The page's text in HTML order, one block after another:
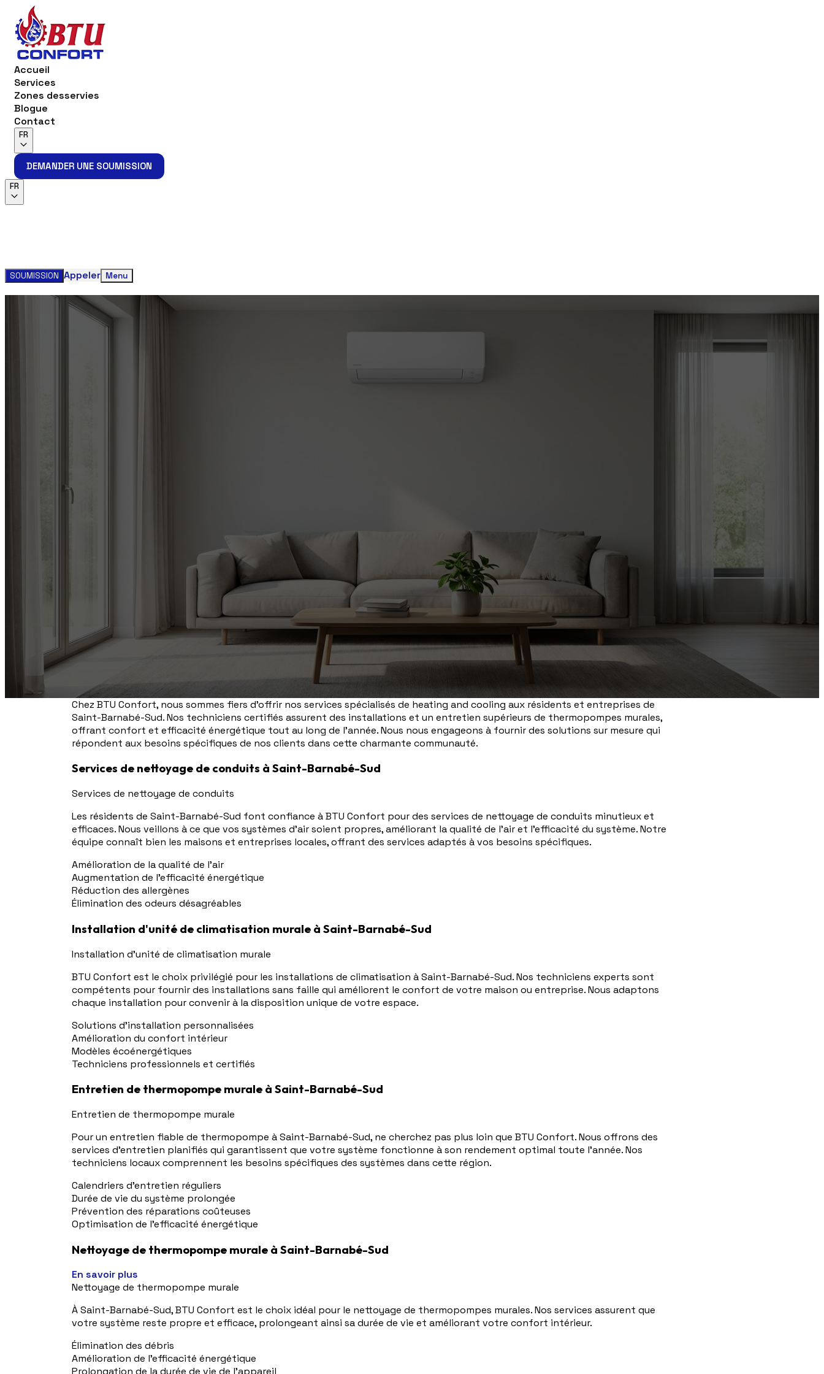
Accueil
Services
Zones desservies
Blogue
Contact
FR
DEMANDER UNE SOUMISSION
DEMANDER UNE SOUMISSION
FR
SOUMISSION Appeler Menu
Contactez-nous aujourd'hui pour un service rapide et facile!
Chez BTU Confort, nous sommes fiers d'offrir nos services spécialisés de heating and cooling aux résidents et entreprises de
Saint-Barnabé-Sud. Nos techniciens certifiés assurent des installations et un entretien supérieurs de thermopompes murales,
offrant confort et efficacité énergétique tout au long de l'année. Nous nous engageons à fournir des solutions sur mesure qui
répondent aux besoins spécifiques de nos clients dans cette charmante communauté.
Services de nettoyage de conduits à Saint-Barnabé-Sud
Services de nettoyage de conduits
Les résidents de Saint-Barnabé-Sud font confiance à BTU Confort pour des services de nettoyage de conduits minutieux et
efficaces. Nous veillons à ce que vos systèmes d'air soient propres, améliorant la qualité de l'air et l'efficacité du système. Notre
équipe connaît bien les maisons et entreprises locales, offrant des services adaptés à vos besoins spécifiques.
Amélioration de la qualité de l'air
Augmentation de l'efficacité énergétique
Réduction des allergènes
Élimination des odeurs désagréables
Installation d'unité de climatisation murale à Saint-Barnabé-Sud
Installation d'unité de climatisation murale
BTU Confort est le choix privilégié pour les installations de climatisation à Saint-Barnabé-Sud. Nos techniciens experts sont
compétents pour fournir des installations sans faille qui améliorent le confort de votre maison ou entreprise. Nous adaptons
chaque installation pour convenir à la disposition unique de votre espace.
Solutions d'installation personnalisées
Amélioration du confort intérieur
Modèles écoénergétiques
Techniciens professionnels et certifiés
Entretien de thermopompe murale à Saint-Barnabé-Sud
Entretien de thermopompe murale
Pour un entretien fiable de thermopompe à Saint-Barnabé-Sud, ne cherchez pas plus loin que BTU Confort. Nous offrons des
services d'entretien planifiés qui garantissent que votre système fonctionne à son rendement optimal toute l'année. Nos
techniciens locaux comprennent les besoins spécifiques des systèmes dans cette région.
Calendriers d'entretien réguliers
Durée de vie du système prolongée
Prévention des réparations coûteuses
Optimisation de l'efficacité énergétique
Nettoyage de thermopompe murale à Saint-Barnabé-Sud
En savoir plus
Nettoyage de thermopompe murale
À Saint-Barnabé-Sud, BTU Confort est le choix idéal pour le nettoyage de thermopompes murales. Nos services assurent que
votre système reste propre et efficace, prolongeant ainsi sa durée de vie et améliorant votre confort intérieur.
Élimination des débris
Amélioration de l'efficacité énergétique